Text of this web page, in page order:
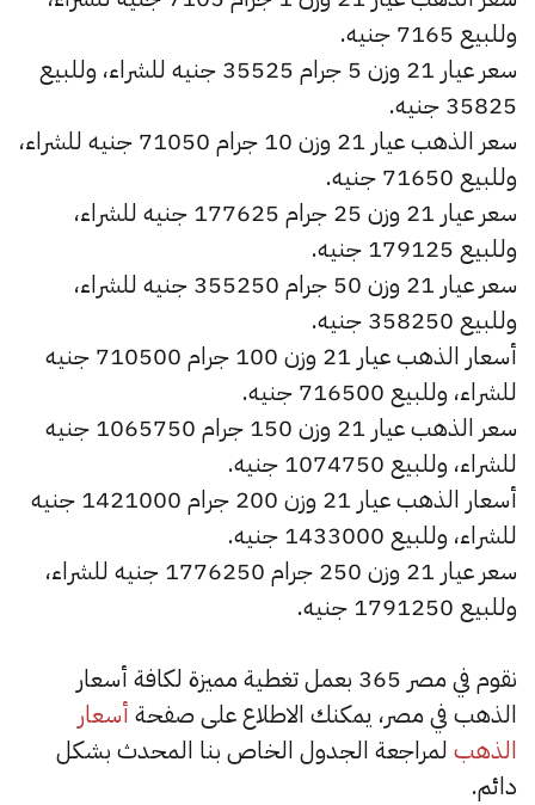
وللبيع 7165 جنيه.
سعر عيار 21 وزن 5 جرام 35525 جنيه للشراء، وللبيع
35825 جنيه.
سعر الذهب عيار 21 وزن 10 جرام 71050 جنيه للشراء،
وللبيع 71650 جنيه.
سعر عيار 21 وزن 25 جرام 177625 جنيه للشراء،
وللبيع 179125 جنيه.
سعر عيار 21 وزن 50 جرام 355250 جنيه للشراء،
وللبيع 358250 جنيه.
أسعار الذهب عيار 21 وزن 100 جرام 710500 جنيه
للشراء، وللبيع 716500 جنيه.
سعر الذهب عيار 21 وزن 150 جرام 1065750 جنيه
للشراء، وللبيع 1074750 جنيه.
أسعار الذهب عيار 21 وزن 200 جرام 1421000 جنيه
للشراء، وللبيع 1433000 جنيه.
سعر عيار 21 وزن 250 جرام 1776250 جنيه للشراء،
وللبيع 1791250 جنيه.
نقوم في مصر 365 بعمل تغطية مميزة لكافة أسعار
الذهب في مصر، يمكنك الاطلاع على صفحة أسعار
الذهب لمراجعة الجدول الخاص بنا المحدث بشكل
دائم.